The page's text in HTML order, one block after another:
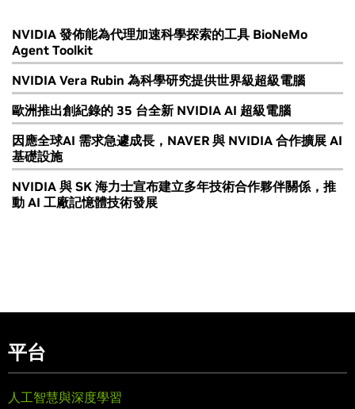
NVIDIA 發佈能為代理加速科學探索的工具 BioNeMo
Agent Toolkit
NVIDIA Vera Rubin 為科學研究提供世界級超級電腦
歐洲推出創紀錄的 35 台全新 NVIDIA AI 超級電腦
因應全球AI 需求急遽成長，NAVER 與 NVIDIA 合作擴展 AI
基礎設施
NVIDIA 與 SK 海力士宣布建立多年技術合作夥伴關係，推
動 AI 工廠記憶體技術發展
平台
人工智慧與深度學習